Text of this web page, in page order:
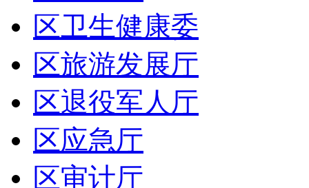
区卫生健康委
区旅游发展厅
区退役军人厅
区应急厅
区审计厅